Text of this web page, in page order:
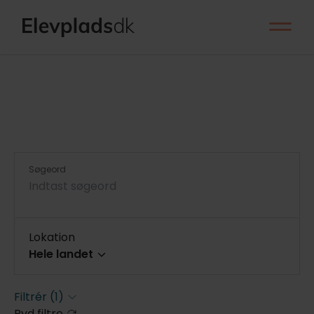
Søgeord
Lokation
Hele landet
Hele landet
Filtrér (1)